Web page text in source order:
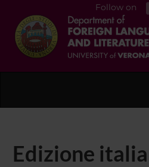
Follow on
Edizione